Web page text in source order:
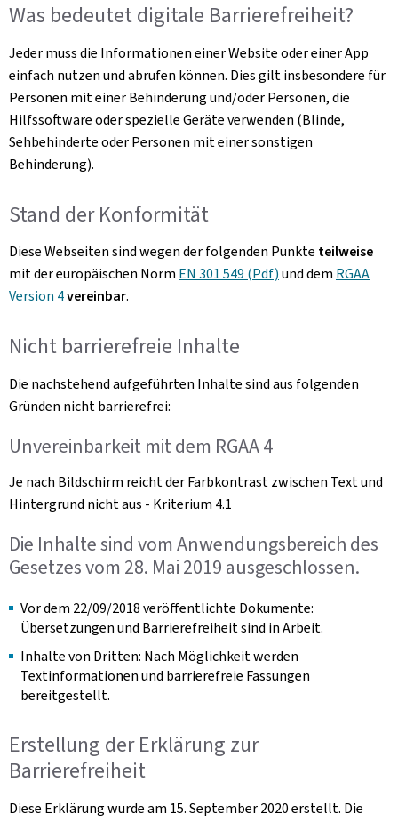
Was bedeutet digitale Barrierefreiheit?
Jeder muss die Informationen einer Website oder einer App
einfach nutzen und abrufen können. Dies gilt insbesondere für
Personen mit einer Behinderung und/oder Personen, die
Hilfssoftware oder spezielle Geräte verwenden (Blinde,
Sehbehinderte oder Personen mit einer sonstigen
Behinderung).
Stand der Konformität
Diese Webseiten sind wegen der folgenden Punkte teilweise
mit der europäischen Norm EN 301 549 (Pdf)und dem RGAA
Version 4vereinbar.
Nicht barrierefreie Inhalte
Die nachstehend aufgeführten Inhalte sind aus folgenden
Gründen nicht barrierefrei:
Unvereinbarkeit mit dem RGAA 4
Je nach Bildschirm reicht der Farbkontrast zwischen Text und
Hintergrund nicht aus - Kriterium 4.1
Die Inhalte sind vom Anwendungsbereich des
Gesetzes vom 28. Mai 2019 ausgeschlossen.
Vor dem 22/09/2018 veröffentlichte Dokumente:
Übersetzungen und Barrierefreiheit sind in Arbeit.
Inhalte von Dritten: Nach Möglichkeit werden
Textinformationen und barrierefreie Fassungen
bereitgestellt.
Erstellung der Erklärung zur
Barrierefreiheit
Diese Erklärung wurde am 15. September 2020 erstellt. Die